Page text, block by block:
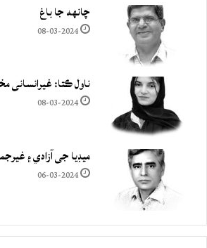
چانهه جا باغ
08-03-2024
ناول ڪتا: غيرانساني
08-03-2024
ميڊيا جي آزادي ۽
06-03-2024